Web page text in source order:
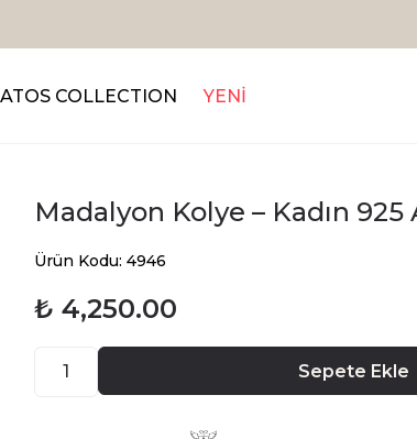
COLLECTION YENİ
Madalyon Kolye – Kadın 925
Ürün Kodu: 4946
₺ 4,250.00
Sepete Ekle